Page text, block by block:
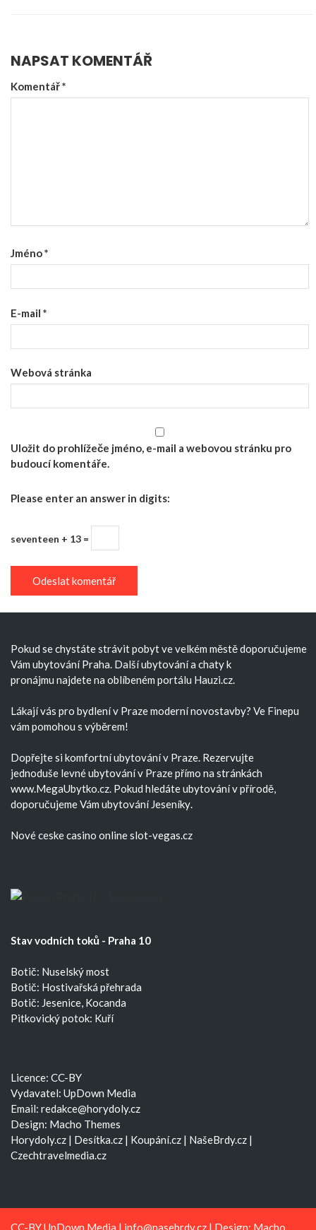
NAPSAT KOMENTÁŘ
Komentář*
Jméno*
E-mail *
Webová stránka
Uložit do prohlížeče jméno, e-mail a webovou stránku pro
budoucí komentáře.
Please enter an answer in digits:
seventeen + 13 =
Pokud se chystáte strávit pobyt ve velkém městě doporučujeme
Vám ubytování Praha. Dalšíubytovánía chaty k
pronájmu najdete na oblíbeném portálu Hauzi.cz.
Lákají vás pro bydlení v Praze modernínovostavby? Ve Finepu
vám pomohou s výběrem!
Dopřejte si komfortníubytování v Praze. Rezervujte
jednoduše levné ubytování v Prazepřímo na stránkách
www.MegaUbytko.cz. Pokud hledáte ubytování v přírodě,
doporučujeme Vám ubytování Jeseníky.
Nové ceske casino online slot-vegas.cz
Stav vodních toků - Praha 10
Botič: Nuselský most
Botič: Hostivařská přehrada
Botič: Jesenice, Kocanda
Pitkovický potok: Kuří
Licence: CC-BY
Vydavatel: UpDown Media
Email: redakce@horydoly.cz
Design: Macho Themes
Horydoly.cz | Desítka.cz | Koupání.cz | NašeBrdy.cz |
Czechtravelmedia.cz
CC-BY UpDown Media | info@nasebrdy.cz | Design: Macho